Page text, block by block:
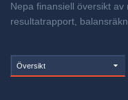
Nepa finansiell översikt
resultatrapport,
Översikt